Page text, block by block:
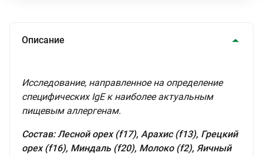
Описание
Исследование, направленное на определение
специфических IgE к наиболее актуальным
пищевым аллергенам.
Состав: Лесной орех (f17), Арахис (f13), Грецкий
орех (f16), Миндаль (f20), Молоко (f2), Яичный